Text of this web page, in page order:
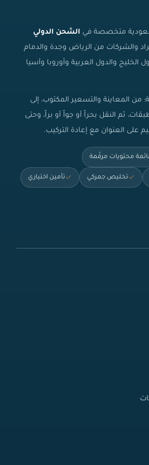
متخصصة في الشحن الدولي
والشركات من الرياض وجدة والدمام
الخليج والدول العربية وأوروبا وآسيا
المعاينة والتسعير المكتوب، إلى
ثم النقل بحراً أو جواً أو براً، وحتى
على العنوان مع إعادة التركيب.
محتويات مرقّمة
تخليص جمركي تأمين اختياري